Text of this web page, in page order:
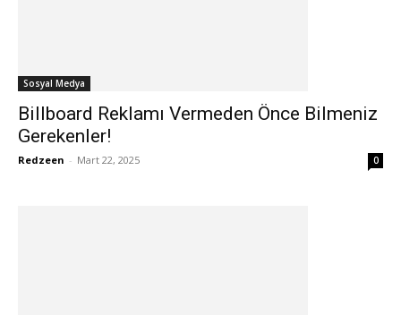
Sosyal Medya
Billboard Reklamı Vermeden Önce Bilmeniz
Gerekenler!
Redzeen - Mart 22, 2025 0